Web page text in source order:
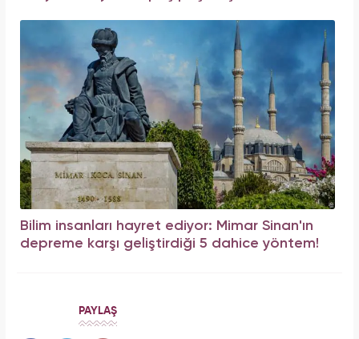
Bilim insanları hayret ediyor: Mimar Sinan'ın
depreme karşı geliştirdiği 5 dahice yöntem!
PAYLAŞ